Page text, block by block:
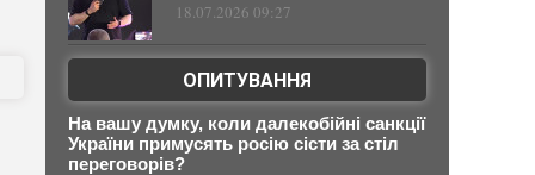
18.07.2026 09:27
ОПИТУВАННЯ
На вашу думку, коли далекобійні санкції
України примусять росію сісти за стіл
переговорів?